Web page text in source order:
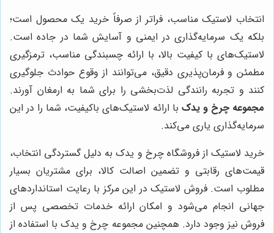
انتخاب لاستیک مناسب، فراتر از صرفاً خرید یک محصول است؛
بلکه یک سرمایه‌گذاری در ایمنی و آسایش شما در جاده است.
لاستیک‌های با کیفیت بالا، با ارائه چسبندگی مناسب، ترمزگیری
مطمئن و فرمان‌پذیری دقیق، می‌توانند از وقوع حوادث جلوگیری
کنند و تجربه رانندگی لذت‌بخشی را برای شما به ارمغان آورند.
مجموعه چرخ و یدک با ارائه لاستیک‌های باکیفیت، شما را در این
سرمایه‌گذاری یاری می‌کند.
خرید لاستیک از فروشگاه چرخ و یدک به دلیل گستردگی انتخاب،
قیمت‌های رقابتی و تضمین اصالت کالا، برای مشتریان بسیار
مطلوب است. فروش لاستیک در این مرکز با رعایت استانداردهای
جهانی انجام می‌شود و امکان ارائه خدمات تخصصی پس از
فروش نیز وجود دارد. همچنین مجموعه چرخ و یدک با استفاده از